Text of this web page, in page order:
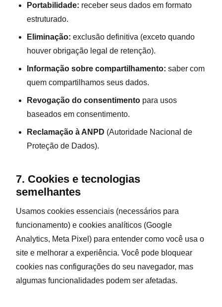
Portabilidade: receber seus dados em formato
estruturado.
Eliminação: exclusão definitiva (exceto quando
houver obrigação legal de retenção).
Informação sobre compartilhamento: saber com
quem compartilhamos seus dados.
Revogação do consentimento para usos
baseados em consentimento.
Reclamação à ANPD (Autoridade Nacional de
Proteção de Dados).
7. Cookies e tecnologias
semelhantes
Usamos cookies essenciais (necessários para
funcionamento) e cookies analíticos (Google
Analytics, Meta Pixel) para entender como você usa o
site e melhorar a experiência. Você pode bloquear
cookies nas configurações do seu navegador, mas
algumas funcionalidades podem ser afetadas.